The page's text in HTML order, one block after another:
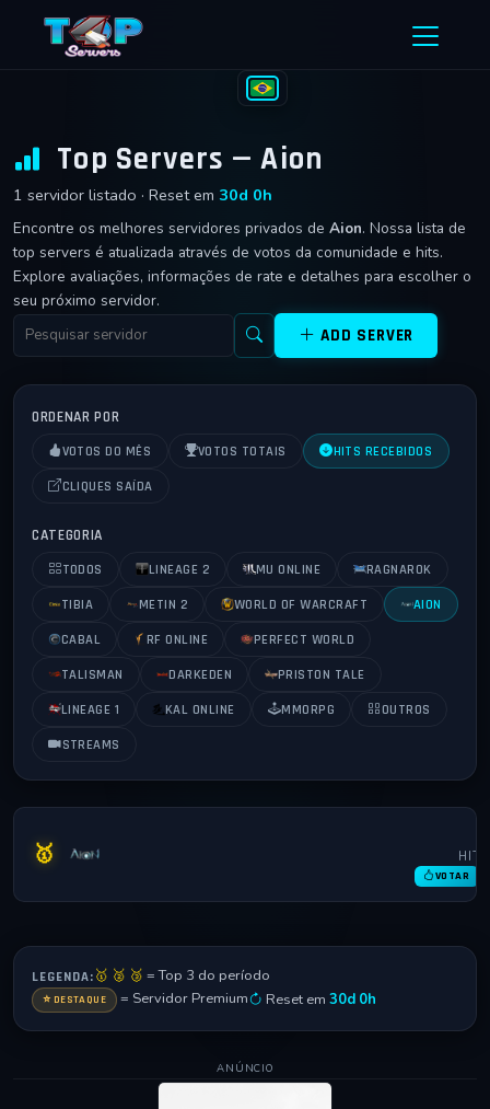
Ir para o conteúdo
Top Servers — Aion
1 servidor listado · Reset em 30d 0h
Encontre os melhores servidores privados de Aion. Nossa lista de
top servers é atualizada através de votos da comunidade e hits.
Explore avaliações, informações de rate e detalhes para escolher o
seu próximo servidor.
ADD SERVER
ORDENAR POR
VOTOS DO MÊS VOTOS TOTAIS
HITS RECEBIDOS
CLIQUES SAÍDA
CATEGORIA
TODOS LINEAGE 2 MU ONLINE
RAGNAROK
TIBIA
METIN 2 WORLD OF WARCRAFT
AION
CABAL
RF ONLINE
PERFECT WORLD
TALISMAN
DARKEDEN
PRISTON TALE
LINEAGE 1
KAL ONLINE MMORPG
OUTROS
STREAMS
🥇
VOTAR
LEGENDA:🥇 🥈 🥉 = Top 3 do período
⭐ DESTAQUE = Servidor Premium Reset em30d 0h
ANÚNCIO